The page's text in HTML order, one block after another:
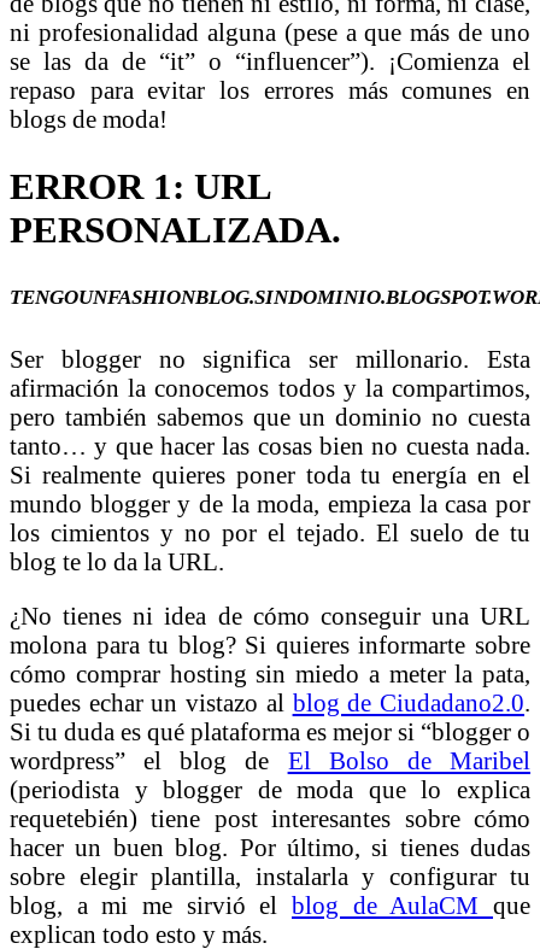
ni profesionalidad alguna (pese a que más de uno
se las da de “it” o “influencer”). ¡Comienza el
repaso para evitar los errores más comunes en
blogs de moda!
ERROR 1: URL
PERSONALIZADA.
Ser blogger no significa ser millonario. Esta
afirmación la conocemos todos y la compartimos,
pero también sabemos que un dominio no cuesta
tanto… y que hacer las cosas bien no cuesta nada.
Si realmente quieres poner toda tu energía en el
mundo blogger y de la moda, empieza la casa por
los cimientos y no por el tejado. El suelo de tu
blog te lo da la URL.
¿No tienes ni idea de cómo conseguir una URL
molona para tu blog? Si quieres informarte sobre
cómo comprar hosting sin miedo a meter la pata,
puedes echar un vistazo al blog de Ciudadano2.0.
Si tu duda es qué plataforma es mejor si “blogger o
wordpress” el blog de El Bolso de Maribel
(periodista y blogger de moda que lo explica
requetebién) tiene post interesantes sobre cómo
hacer un buen blog. Por último, si tienes dudas
sobre elegir plantilla, instalarla y configurar tu
blog, a mi me sirvió el blog de AulaCM que
explican todo esto y más.